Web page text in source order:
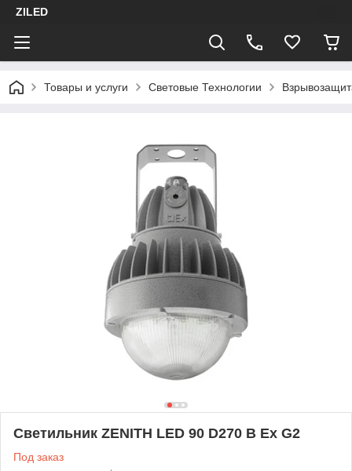
ZILED
Товары и услуги Световые Технологии
Светильник ZENITH LED 90 D270 B Ex G2
Под заказ